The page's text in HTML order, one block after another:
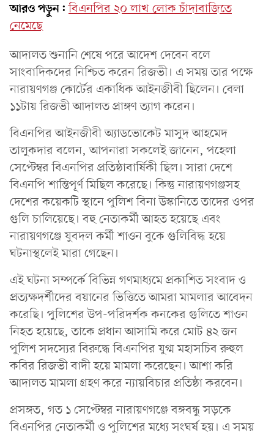
আরও পড়ুন: বিএনপির ২০ লাখ লোক চাঁদাবাজিতে
নেমেছে
আদালত শুনানি শেষে পরে আদেশ দেবেন বলে
সাংবাদিকদের নিশ্চিত করেন রিজভী। এ সময় তার পক্ষে
নারায়ণগঞ্জ কোর্টের একাধিক আইনজীবী ছিলেন। বেলা
১১টায় রিজভী আদালত প্রাঙ্গণ ত্যাগ করেন।
বিএনপির আইনজীবী অ্যাডভোকেট মাসুদ আহমেদ
তালুকদার বলেন, আপনারা সকলেই জানেন, পহেলা
সেপ্টেম্বর বিএনপির প্রতিষ্ঠাবার্ষিকী ছিল। সারা দেশে
বিএনপি শান্তিপূর্ণ মিছিল করেছে। কিন্তু নারায়ণগঞ্জসহ
দেশের কয়েকটি স্থানে পুলিশ বিনা উস্কানিতে তাদের ওপর
গুলি চালিয়েছে। বহু নেতাকর্মী আহত হয়েছে এবং
নারায়ণগঞ্জে যুবদল কর্মী শাওন বুকে গুলিবিদ্ধ হয়ে
ঘটনাস্থলেই মারা গেছেন।
এই ঘটনা সম্পর্কে বিভিন্ন গণমাধ্যমে প্রকাশিত সংবাদ ও
প্রত্যক্ষদর্শীদের বয়ানের ভিত্তিতে আমরা মামলার আবেদন
করেছি। পুলিশের উপ-পরিদর্শক কনকের গুলিতে শাওন
নিহত হয়েছে, তাকে প্রধান আসামি করে মোট ৪২ জন
পুলিশ সদস্যের বিরুদ্ধে বিএনপির যুগ্ম মহাসচিব রুহুল
কবির রিজভী বাদী হয়ে মামলা করেছেন। আশা করি
আদালত মামলা গ্রহণ করে ন্যায়বিচার প্রতিষ্ঠা করবেন।
প্রসঙ্গত, গত ১ সেপ্টেম্বর নারায়ণগঞ্জে বঙ্গবন্ধু সড়কে
বিএনপির নেতাকর্মী ও পুলিশের মধ্যে সংঘর্ষ হয়। এ সময়